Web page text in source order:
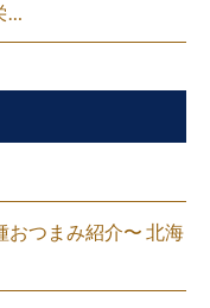
…
おつまみ紹介〜 北海